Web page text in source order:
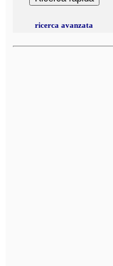
ricerca avanzata